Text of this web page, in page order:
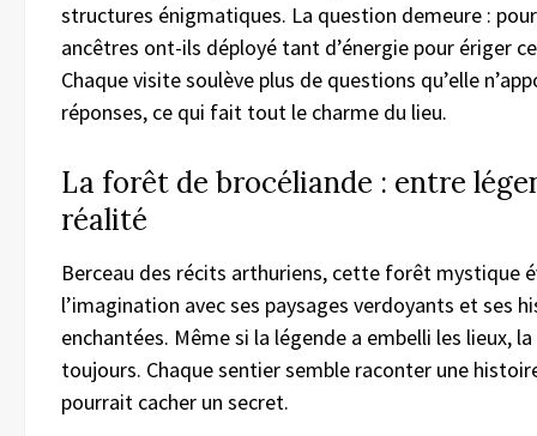
structures énigmatiques. La question demeure :
ancêtres ont-ils déployé tant d’énergie pour ériger
Chaque visite soulève plus de questions qu’elle
réponses, ce qui fait tout le charme du lieu.
La forêt de brocéliande : entre
réalité
Berceau des récits arthuriens, cette forêt mystique
l’imagination avec ses paysages verdoyants et ses
enchantées. Même si la légende a embelli les lieux,
toujours. Chaque sentier semble raconter une
pourrait cacher un secret.